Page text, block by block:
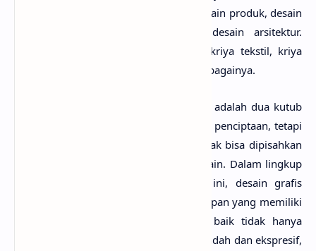
, desain produk, desain
), desain pakaian, desain arsitektur.
Contoh kriya: kriya kayu, kriya kulit, kriya tekstil, kriya
bambu, kriya rotan, kriya logam, dan sebagainya.
Seni rupa murni dan seni rupa terapan adalah dua kutub
yang berbeda berdasarkan pada konsep penciptaan, tetapi
keduanya adalah seni yang terkadang tak bisa dipisahkan
dan yang satu tak melebihi nilai yang lain. Dalam lingkup
keilmuan yang dibahas dalam buku ini, desain grafis
sendiri merupakan bagian dari seni terapan yang memiliki
yang baik tidak hanya
mempersembahkan karya visual yang indah dan ekspresif,